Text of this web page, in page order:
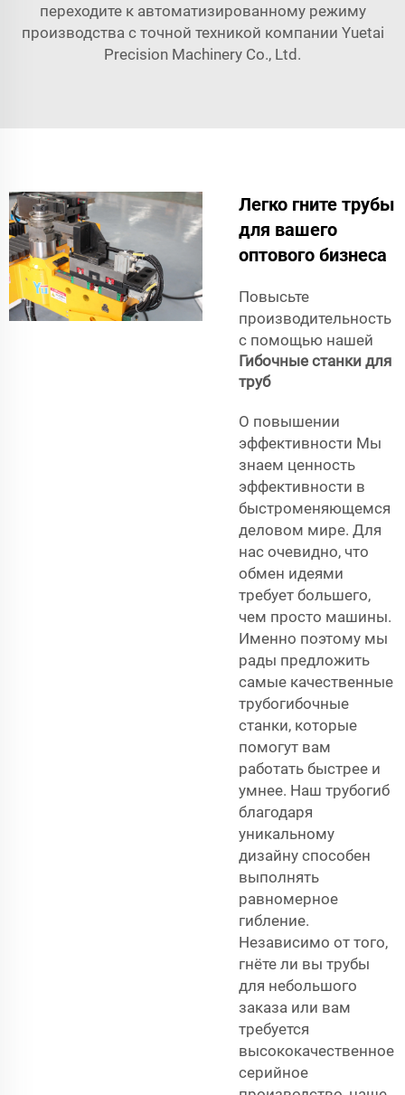
переходите к автоматизированному режиму
производства с точной техникой компании Yuetai
Precision Machinery Co., Ltd.
Легко гните трубы
для вашего
оптового бизнеса
Повысьте
производительность
с помощью нашей
Гибочные станки для
труб
О повышении
эффективности Мы
знаем ценность
эффективности в
быстроменяющемся
деловом мире. Для
нас очевидно, что
обмен идеями
требует большего,
чем просто машины.
Именно поэтому мы
рады предложить
самые качественные
трубогибочные
станки, которые
помогут вам
работать быстрее и
умнее. Наш трубогиб
благодаря
уникальному
дизайну способен
выполнять
равномерное
гибление.
Независимо от того,
гнёте ли вы трубы
для небольшого
заказа или вам
требуется
высококачественное
серийное